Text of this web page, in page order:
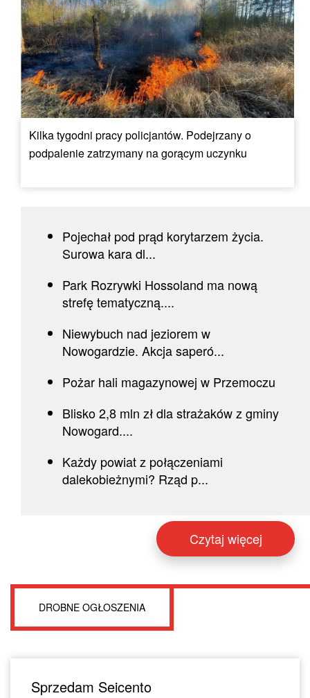
Kilka tygodni pracy policjantów. Podejrzany o
podpalenie zatrzymany na gorącym uczynku
Pojechał pod prąd korytarzem życia.
Surowa kara dl...
Park Rozrywki Hossoland ma nową
strefę tematyczną....
Niewybuch nad jeziorem w
Nowogardzie. Akcja saperó...
Pożar hali magazynowej w Przemoczu
Blisko 2,8 mln zł dla strażaków z gminy
Nowogard....
Każdy powiat z połączeniami
dalekobieżnymi? Rząd p...
Czytaj więcej
DROBNE OGŁOSZENIA
Sprzedam Seicento